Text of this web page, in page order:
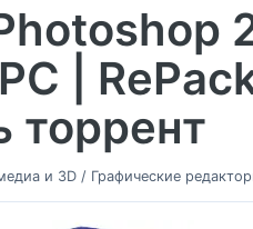
|
торрент
и 3D / Графические